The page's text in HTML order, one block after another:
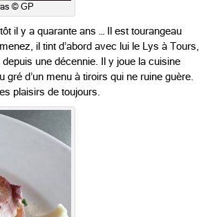
© GP
il y a quarante ans … Il est tourangeau
il tint d’abord avec lui le Lys à Tours,
une décennie. Il y joue la cuisine
d’un menu à tiroirs qui ne ruine guère.
plaisirs de toujours.